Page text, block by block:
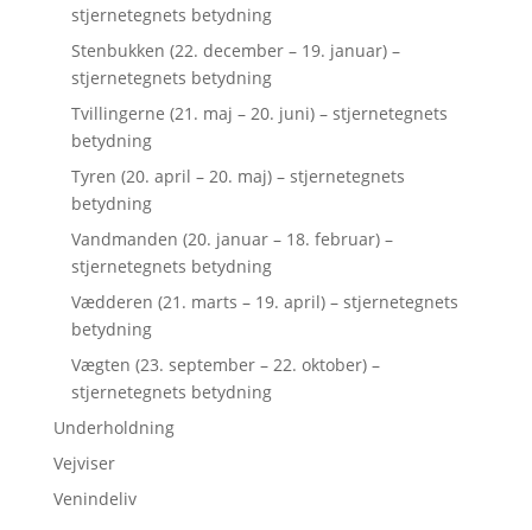
stjernetegnets betydning
Stenbukken (22. december – 19. januar) –
stjernetegnets betydning
Tvillingerne (21. maj – 20. juni) – stjernetegnets
betydning
Tyren (20. april – 20. maj) – stjernetegnets
betydning
Vandmanden (20. januar – 18. februar) –
stjernetegnets betydning
Vædderen (21. marts – 19. april) – stjernetegnets
betydning
Vægten (23. september – 22. oktober) –
stjernetegnets betydning
Underholdning
Vejviser
Venindeliv